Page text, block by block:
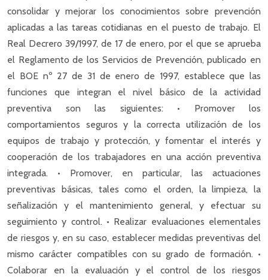
consolidar y mejorar los conocimientos sobre prevención
aplicadas a las tareas cotidianas en el puesto de trabajo. El
Real Decrero 39/1997, de 17 de enero, por el que se aprueba
el Reglamento de los Servicios de Prevención, publicado en
el BOE nº 27 de 31 de enero de 1997, establece que las
funciones que integran el nivel básico de la actividad
preventiva son las siguientes: • Promover los
comportamientos seguros y la correcta utilización de los
equipos de trabajo y protección, y fomentar el interés y
cooperación de los trabajadores en una acción preventiva
integrada. • Promover, en particular, las actuaciones
preventivas básicas, tales como el orden, la limpieza, la
señalización y el mantenimiento general, y efectuar su
seguimiento y control. • Realizar evaluaciones elementales
de riesgos y, en su caso, establecer medidas preventivas del
mismo carácter compatibles con su grado de formación. •
Colaborar en la evaluación y el control de los riesgos